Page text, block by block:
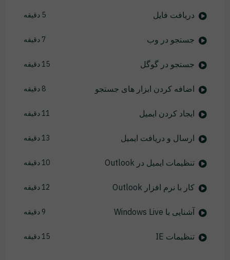
دریافت فایل 5 دقیقه
جستجو در وب 7 دقیقه
جستجو در گوگل 15 دقیقه
اضافه کردن ابزار های جستجو 8 دقیقه
ایجاد کردن ایمیل 11 دقیقه
ارسال و دریافت ایمیل 13 دقیقه
تنظیمات ایمیل در Outlook 10 دقیقه
کار با نرم افزار Outlook 12 دقیقه
آشنایی با Windows Live 9 دقیقه
تنظیمات IE 15 دقیقه